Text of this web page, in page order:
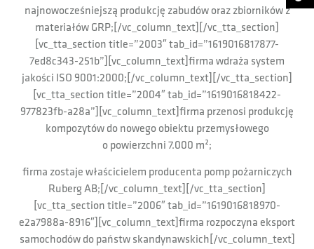
najnowocześniejszą produkcję zabudów oraz zbiorników z
materiałów GRP;[/vc_column_text][/vc_tta_section]
[vc_tta_section title=”2003″ tab_id=”1619016817877-
7ed8c343-251b”][vc_column_text]firma wdraża system
jakości ISO 9001:2000;[/vc_column_text][/vc_tta_section]
[vc_tta_section title=”2004″ tab_id=”1619016818422-
977823fb-a28a”][vc_column_text]firma przenosi produkcję
kompozytów do nowego obiektu przemysłowego
o powierzchni 7.000 m²;
firma zostaje właścicielem producenta pomp pożarniczych
Ruberg AB;[/vc_column_text][/vc_tta_section]
[vc_tta_section title=”2006″ tab_id=”1619016818970-
e2a7988a-8916″][vc_column_text]firma rozpoczyna eksport
samochodów do państw skandynawskich[/vc_column_text]